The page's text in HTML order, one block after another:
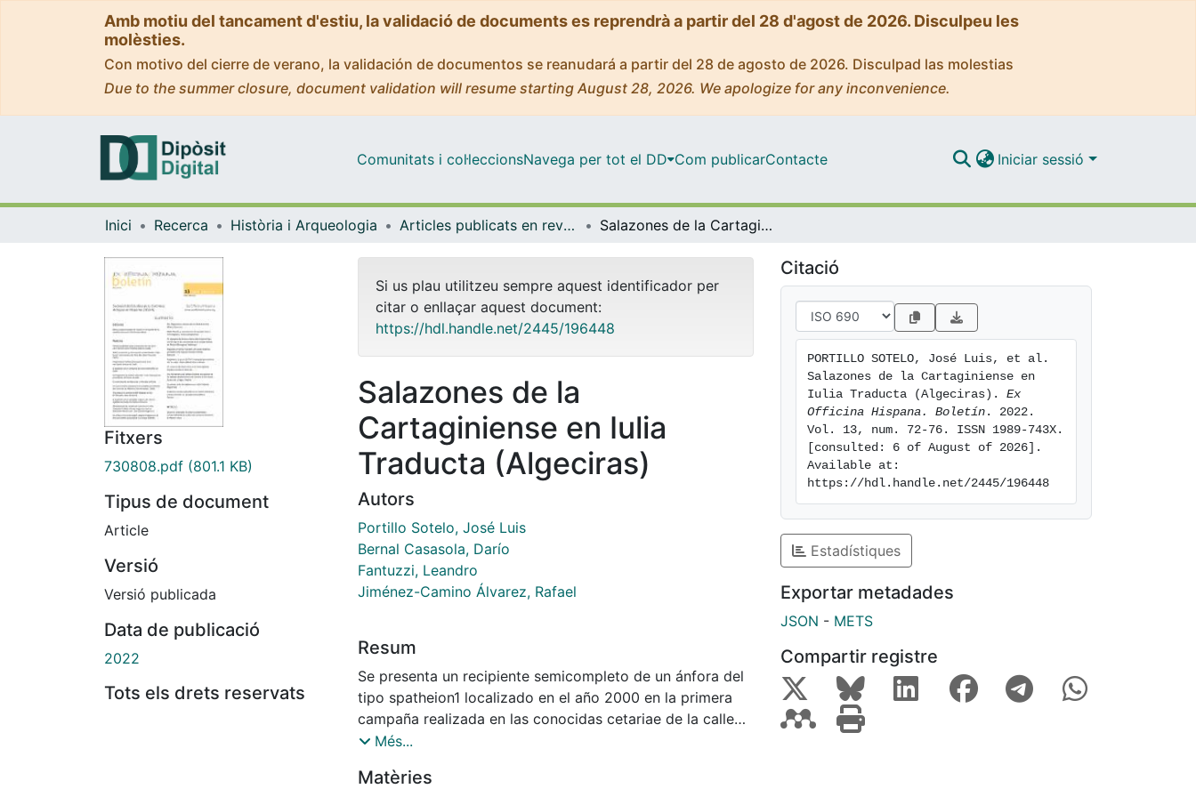
Amb motiu del tancament d'estiu, la validació de documents es reprendrà a partir del 28 d'agost de 2026. Disculpeu les
molèsties.
Con motivo del cierre de verano, la validación de documentos se reanudará a partir del 28 de agosto de 2026. Disculpad las molestias
Due to the summer closure, document validation will resume starting August 28, 2026. We apologize for any inconvenience.
Comunitats i col·leccionsNavega per tot el DD Com publicarContacte Iniciar sessió
Inici Recerca Història i Arqueologia Articles publicats en revistes (Història i Arqueologia) Salazones de la Cartaginiense en Iulia Traducta (Algeciras)
Fitxers
730808.pdf (801.1 KB)
Tipus de document
Article
Versió
Versió publicada
Data de publicació
2022
Tots els drets reservats
Si us plau utilitzeu sempre aquest identificador per
citar o enllaçar aquest document:
https://hdl.handle.net/2445/196448
Salazones de la
Cartaginiense en Iulia
Traducta (Algeciras)
Autors
Portillo Sotelo, José Luis
Bernal Casasola, Darío
Fantuzzi, Leandro
Jiménez-Camino Álvarez, Rafael
Resum
Se presenta un recipiente semicompleto de un ánfora del
tipo spatheion1 localizado en el año 2000 en la primera
campaña realizada en las conocidas cetariae de la calle
San Nicolás nº 3-5 donde, ante la previsión de hallazgos
Nicolas nº 1 y nº 7, localizados en 1992 y 1998
Més...
Matèries
Citació
PORTILLO SOTELO, José Luis, et al.
Salazones de la Cartaginiense en
Iulia Traducta (Algeciras). Ex
Officina Hispana. Boletín . 2022.
Vol. 13, num. 72-76. ISSN 1989-743X.
[consulted: 6 of August of 2026].
Available at:
https://hdl.handle.net/2445/196448
Estadístiques
Exportar metadades
JSON - METS
Compartir registre